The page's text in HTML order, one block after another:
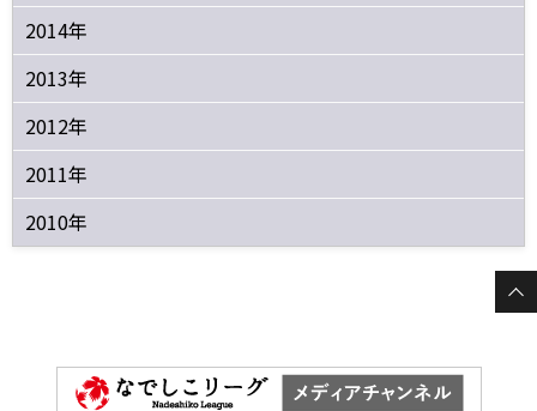
2014年
2013年
2012年
2011年
2010年